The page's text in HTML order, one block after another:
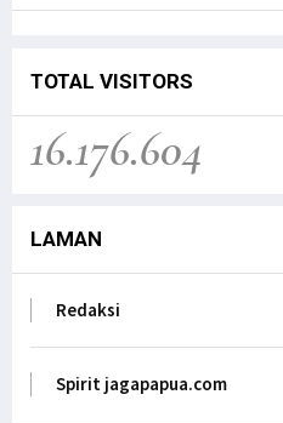
Jagapapua TV
Kunjungan Kerja
Wamafma, ke
Sarana Pendidikan.
ASN, Ungkap DR.
di DPD RI
TOTAL VISITORS
16.176.604
LAMAN
Redaksi
Spirit jagapapua.com